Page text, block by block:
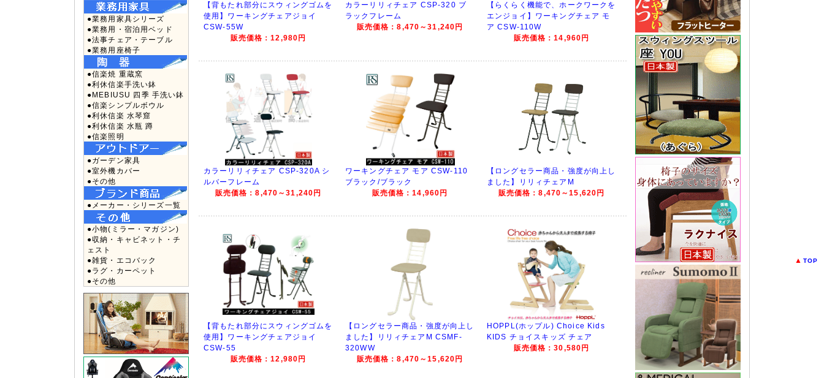
●業務用家具シリーズ
●業務用・宿泊用ベッド
●法事チェア・テーブル
●業務用座椅子
●信楽焼 重蔵窯
●利休信楽手洗い鉢
●MEBIUSU 四季 手洗い鉢
●信楽シンプルボウル
●利休信楽 水琴窟
●利休信楽 水瓶 蹲
●信楽照明
●ガーデン家具
●室外機カバー
●その他
●メーカー・シリーズ一覧
●小物(ミラー・マガジン)
●収納・キャビネット・チ
ェスト
●雑貨・エコバック
●ラグ・カーペット
●その他
【背もたれ部分にスウィングゴムを
使用】ワーキングチェアジョイ
CSW-55W
販売価格：12,980円
カラーリリィチェア CSP-320 ブ
ラックフレーム
販売価格：8,470～31,240円
【らくらく機能で、ホークワークを
エンジョイ】ワーキングチェア モ
ア CSW-110W
販売価格：14,960円
カラーリリィチェア CSP-320A シ
ルバーフレーム
販売価格：8,470～31,240円
ワーキングチェア モア CSW-110
ブラック/ブラック
販売価格：14,960円
【ロングセラー商品・強度が向上し
ました】リリィチェアM
販売価格：8,470～15,620円
【背もたれ部分にスウィングゴムを
使用】ワーキングチェアジョイ
CSW-55
販売価格：12,980円
【ロングセラー商品・強度が向上し
ました】リリィチェアM CSMF-
320WW
販売価格：8,470～15,620円
HOPPL(ホップル) Choice Kids
KIDS チョイスキッズ チェア
販売価格：30,580円
▲ TOP